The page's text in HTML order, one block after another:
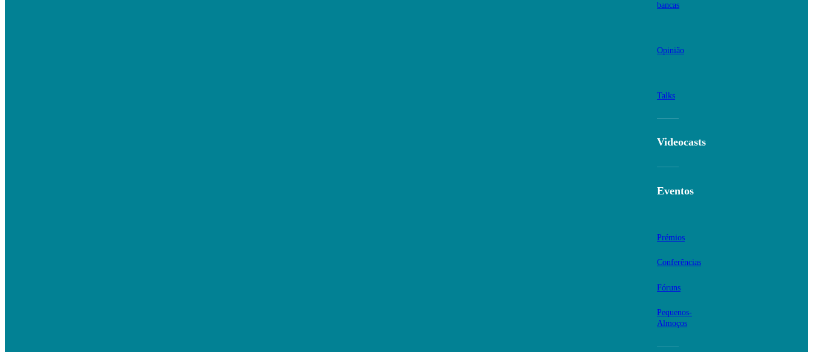
bancas
Opinião
Talks
Videocasts
Eventos
Prémios
Conferências
Fóruns
Pequenos-
Almoços